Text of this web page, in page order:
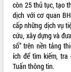
LIÊN KẾT WEB
còn 25 thủ tục, tạo
dịch với cơ quan
cấp những dịch vụ
cứu, xây dựng và
số” trên nền tảng
ích để tìm kiếm, tra
Tuấn thông tin.